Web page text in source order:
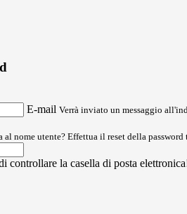
E-mail Verrà inviato un messaggio
al nome utente? Effettua il reset della password
controllare la casella di posta